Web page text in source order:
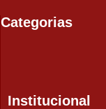
Categorias
Institucional